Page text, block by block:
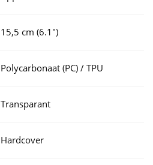
15,5 cm (6.1")
Polycarbonaat (PC) / TPU
Transparant
Hardcover